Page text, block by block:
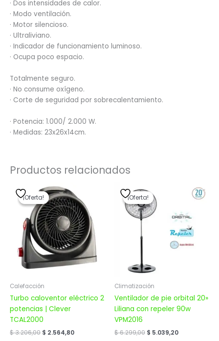
· Dos intensidades de calor.
· Modo ventilación.
· Motor silencioso.
· Ultraliviano.
· Indicador de funcionamiento luminoso.
· Ocupa poco espacio.
Totalmente seguro.
· No consume oxígeno.
· Corte de seguridad por sobrecalentamiento.
· Potencia: 1.000/ 2.000 W.
· Medidas: 23x26x14cm.
Productos relacionados
¡Oferta!
¡Oferta!
Calefacción
Turbo caloventor eléctrico 2
potencias | Clever
TCAL2000
$3.206,00
El
precio
original
era:
$ 3.206,00.
$ 2.564,80
precio
actual
es:
$ 2.564,80.
¡Oferta!
¡Oferta!
Climatización
Ventilador de pie orbital 20»
Liliana con repeler 90w
VPM2016
$6.299,00
precio
original
era:
$ 6.299,00.
$ 5.039,20
precio
actual
$ 5.039,20.